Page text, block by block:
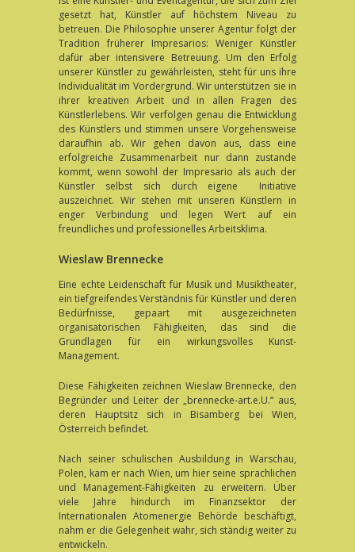
gesetzt hat, Künstler auf höchstem Niveau zu
betreuen. Die Philosophie unserer Agentur folgt der
Tradition früherer Impresarios: Weniger Künstler
dafür aber intensivere Betreuung. Um den Erfolg
unserer Künstler zu gewährleisten, steht für uns ihre
Individualität im Vordergrund. Wir unterstützen sie in
ihrer kreativen Arbeit und in allen Fragen des
Künstlerlebens. Wir verfolgen genau die Entwicklung
des Künstlers und stimmen unsere Vorgehensweise
daraufhin ab. Wir gehen davon aus, dass eine
erfolgreiche Zusammenarbeit nur dann zustande
kommt, wenn sowohl der Impresario als auch der
Künstler selbst sich durch eigene Initiative
auszeichnet. Wir stehen mit unseren Künstlern in
enger Verbindung und legen Wert auf ein
freundliches und professionelles Arbeitsklima.
Wieslaw Brennecke
Eine echte Leidenschaft für Musik und Musiktheater,
ein tiefgreifendes Verständnis für Künstler und deren
Bedürfnisse, gepaart mit ausgezeichneten
organisatorischen Fähigkeiten, das sind die
Grundlagen für ein wirkungsvolles Kunst-
Management.
Diese Fähigkeiten zeichnen Wieslaw Brennecke, den
Begründer und Leiter der „brennecke-art.e.U.“ aus,
deren Hauptsitz sich in Bisamberg bei Wien,
Österreich befindet.
Nach seiner schulischen Ausbildung in Warschau,
Polen, kam er nach Wien, um hier seine sprachlichen
und Management-Fähigkeiten zu erweitern. Über
viele Jahre hindurch im Finanzsektor der
Internationalen Atomenergie Behörde beschäftigt,
nahm er die Gelegenheit wahr, sich ständig weiter zu
entwickeln.